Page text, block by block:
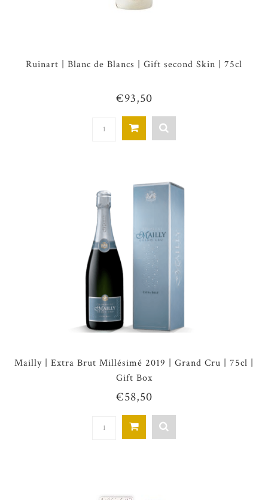
Ruinart | Blanc de Blancs | Gift second Skin | 75cl
€93,50
Mailly | Extra Brut Millésimé 2019 | Grand Cru | 75cl |
Gift Box
€58,50